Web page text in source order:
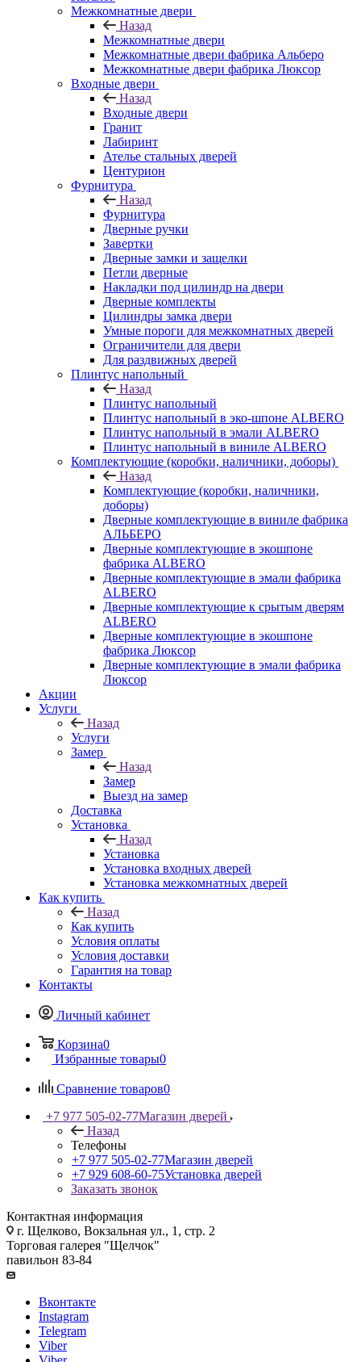
Межкомнатные двери
Назад
Межкомнатные двери
Межкомнатные двери фабрика Альберо
Межкомнатные двери фабрика Люксор
Входные двери
Назад
Входные двери
Гранит
Лабиринт
Ателье стальных дверей
Центурион
Фурнитура
Назад
Фурнитура
Дверные ручки
Завертки
Дверные замки и защелки
Петли дверные
Накладки под цилиндр на двери
Дверные комплекты
Цилиндры замка двери
Умные пороги для межкомнатных дверей
Ограничители для двери
Для раздвижных дверей
Плинтус напольный
Назад
Плинтус напольный
Плинтус напольный в эко-шпоне ALBERO
Плинтус напольный в эмали ALBERO
Плинтус напольный в виниле ALBERO
Комплектующие (коробки, наличники, доборы)
Назад
Комплектующие (коробки, наличники,
доборы)
Дверные комплектующие в виниле фабрика
АЛЬБЕРО
Дверные комплектующие в экошпоне
фабрика ALBERO
Дверные комплектующие в эмали фабрика
ALBERO
Дверные комплектующие к срытым дверям
ALBERO
Дверные комплектующие в экошпоне
фабрика Люксор
Дверные комплектующие в эмали фабрика
Люксор
Акции
Услуги
Назад
Услуги
Замер
Назад
Замер
Выезд на замер
Доставка
Установка
Назад
Установка
Установка входных дверей
Установка межкомнатных дверей
Как купить
Назад
Как купить
Условия оплаты
Условия доставки
Гарантия на товар
Контакты
Личный кабинет
Корзина0
Избранные товары0
Сравнение товаров0
+7 977 505-02-77Магазин дверей
Назад
Телефоны
+7 977 505-02-77Магазин дверей
+7 929 608-60-75Установка дверей
Заказать звонок
Контактная информация
г. Щелково, Вокзальная ул., 1, стр. 2
Торговая галерея "Щелчок"
павильон 83-84
Вконтакте
Instagram
Telegram
Viber